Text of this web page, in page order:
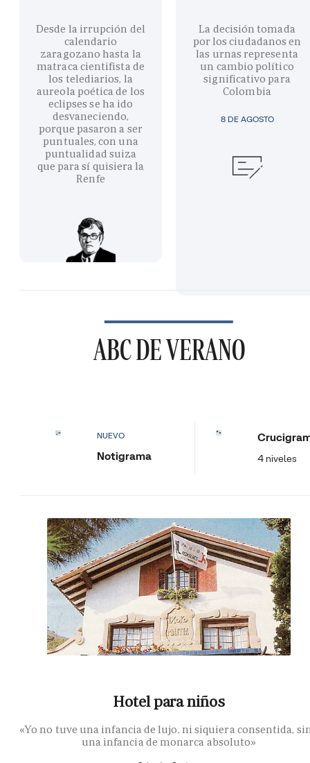
Desde la irrupción del
calendario
zaragozano hasta la
matraca cientifista de
los telediarios, la
aureola poética de los
eclipses se ha ido
desvaneciendo,
porque pasaron a ser
puntuales, con una
puntualidad suiza
que para sí quisiera la
Renfe
8 DE AGOSTO
La decisión tomada
por los ciudadanos en
las urnas representa
un cambio político
significativo para
Colombia
ABC DE VERANO
NUEVO
Notigrama 4 niveles
Hotel para niños
«Yo no tuve una infancia de lujo, ni siquiera consentida,
una infancia de monarca absoluto»